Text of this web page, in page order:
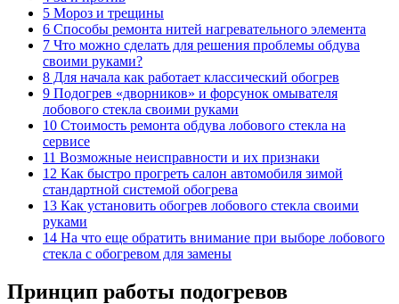
5 Мороз и трещины
6 Способы ремонта нитей нагревательного элемента
7 Что можно сделать для решения проблемы обдува
своими руками?
8 Для начала как работает классический обогрев
9 Подогрев «дворников» и форсунок омывателя
лобового стекла своими руками
10 Стоимость ремонта обдува лобового стекла на
сервисе
11 Возможные неисправности и их признаки
12 Как быстро прогреть салон автомобиля зимой
стандартной системой обогрева
13 Как установить обогрев лобового стекла своими
руками
14 На что еще обратить внимание при выборе лобового
стекла с обогревом для замены
Принцип работы подогревов